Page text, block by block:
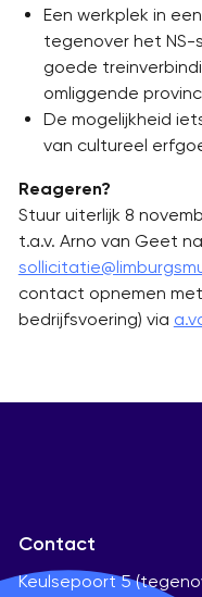
Een werkplek in
tegenover het NS-
goede
omliggende
De mogelijkheid
van cultureel
Reageren?
Stuur uiterlijk 8
t.a.v. Arno van Geet
contact opnemen
bedrijfsvoering) via
Contact
Keulsepoort 5